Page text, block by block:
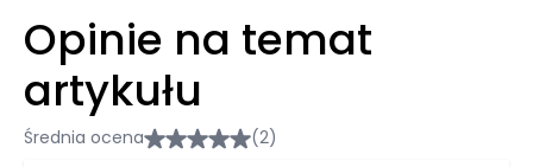
Opinie na temat
artykułu
Średnia ocena (2)